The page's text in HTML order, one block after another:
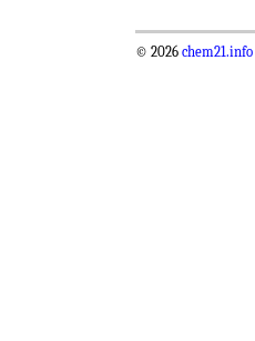
© 2026 chem21.info